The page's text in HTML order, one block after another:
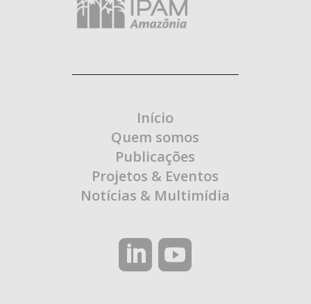
Início
Quem somos
Publicações
Projetos & Eventos
Notícias & Multimídia